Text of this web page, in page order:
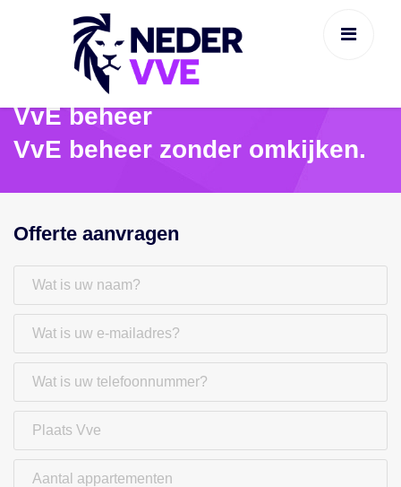
VvE beheer
VvE beheer zonder omkijken.
Offerte aanvragen